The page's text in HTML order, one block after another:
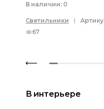
В наличии: 0
Светильники
67
В интерьере